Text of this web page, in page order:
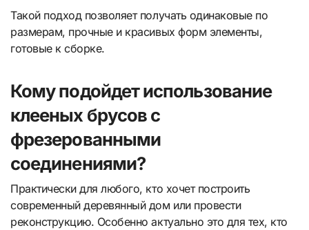
Такой подход позволяет получать одинаковые по
размерам, прочные и красивых форм элементы,
готовые к сборке.
Кому подойдет использование
клееных брусов с
фрезерованными
соединениями?
Практически для любого, кто хочет построить
современный деревянный дом или провести
реконструкцию. Особенно актуально это для тех, кто